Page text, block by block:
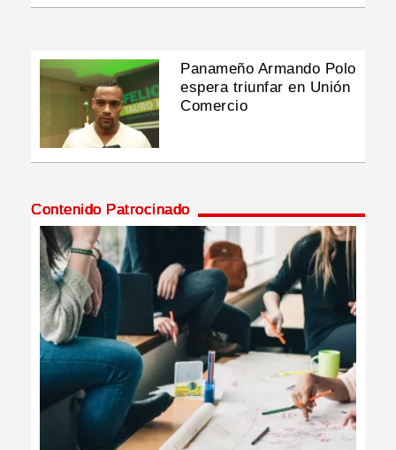
Panameño Armando Polo
espera triunfar en Unión
Comercio
Contenido Patrocinado